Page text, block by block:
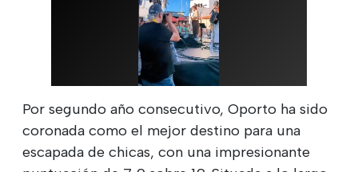
Por segundo año consecutivo, Oporto ha sido
coronada como el mejor destino para una
escapada de chicas, con una impresionante